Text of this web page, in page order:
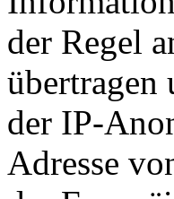
der Regel
übertragen
der IP-
Adresse